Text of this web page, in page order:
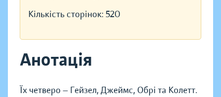
Кількість сторінок: 520
Анотація
Їх четверо — Гейзел, Джеймс, Обрі та Колетт.